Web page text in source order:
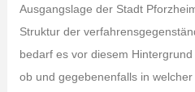
Ausgangslage der Stadt
Struktur der
bedarf es vor diesem
ob und gegebenenfalls in